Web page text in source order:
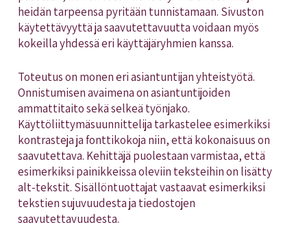
heidän tarpeensa pyritään tunnistamaan. Sivuston
käytettävyyttä ja saavutettavuutta voidaan myös
kokeilla yhdessä eri käyttäjäryhmien kanssa.
Toteutus on monen eri asiantuntijan yhteistyötä.
Onnistumisen avaimena on asiantuntijoiden
ammattitaito sekä selkeä työnjako.
Käyttöliittymäsuunnittelija tarkastelee esimerkiksi
kontrasteja ja fonttikokoja niin, että kokonaisuus on
saavutettava. Kehittäjä puolestaan varmistaa, että
esimerkiksi painikkeissa oleviin teksteihin on lisätty
alt-tekstit. Sisällöntuottajat vastaavat esimerkiksi
tekstien sujuvuudesta ja tiedostojen
saavutettavuudesta.